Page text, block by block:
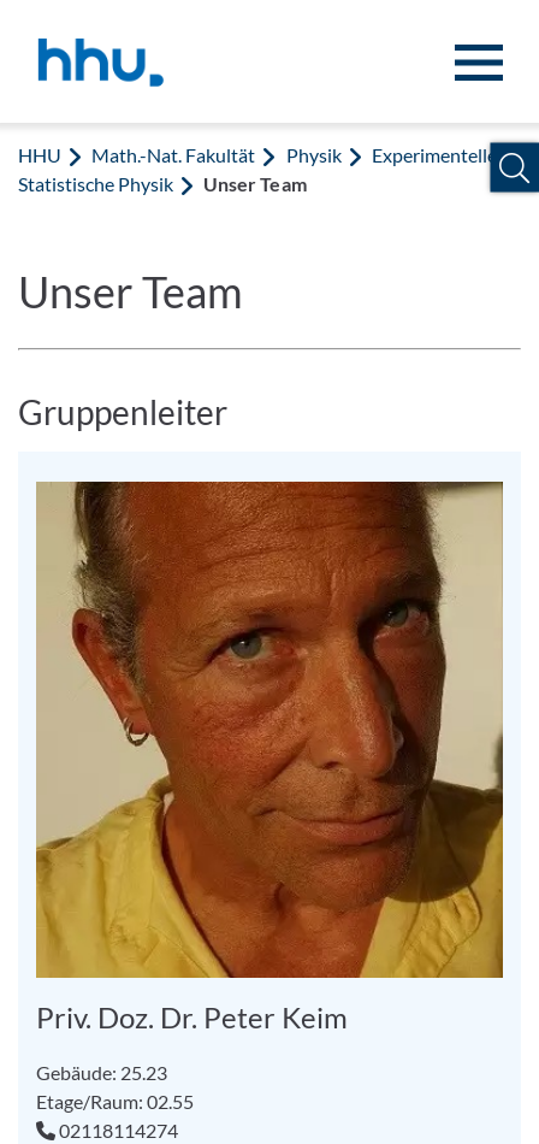
HHU Math.-Nat. Fakultät Physik
Experimentelle
Statistische Physik
Unser Team
Unser Team
Gruppenleiter
Priv. Doz. Dr. Peter Keim
Gebäude: 25.23
Etage/Raum: 02.55
02118114274